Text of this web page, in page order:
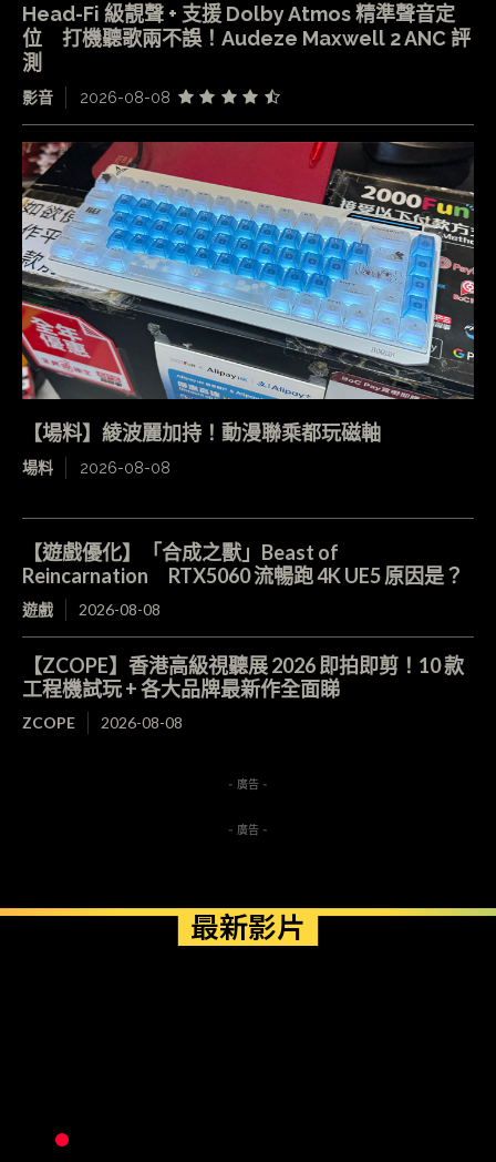
Head-Fi 級靚聲 + 支援 Dolby Atmos 精準聲音定
位 打機聽歌兩不誤！Audeze Maxwell 2 ANC 評
測
影音 2026-08-08
【場料】綾波麗加持！動漫聯乘都玩磁軸
場料 2026-08-08
【遊戲優化】「合成之獸」Beast of
Reincarnation RTX5060 流暢跑 4K UE5 原因是？
遊戲 2026-08-08
【ZCOPE】香港高級視聽展 2026 即拍即剪！10 款
工程機試玩 + 各大品牌最新作全面睇
ZCOPE 2026-08-08
- 廣告 -
- 廣告 -
最新影片